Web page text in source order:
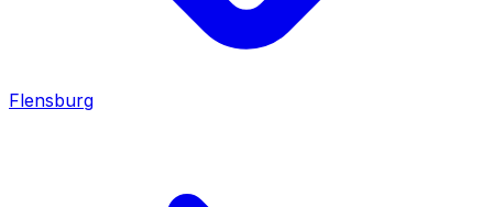
Flensburg